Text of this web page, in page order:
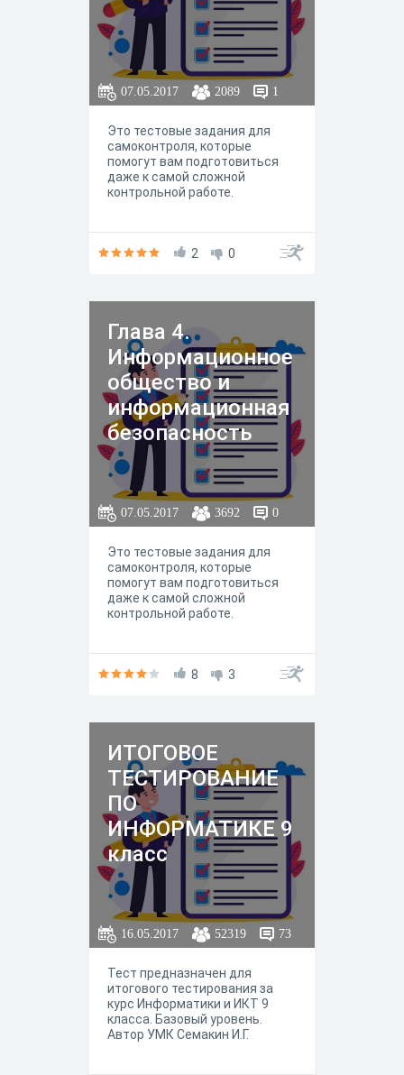
07.05.2017 2089 1
Это тестовые задания для
самоконтроля, которые
помогут вам подготовиться
даже к самой сложной
контрольной работе.
2 0
Глава 4.
Информационное
общество и
информационная
безопасность
07.05.2017 3692 0
Это тестовые задания для
самоконтроля, которые
помогут вам подготовиться
даже к самой сложной
контрольной работе.
8 3
ИТОГОВОЕ
ТЕСТИРОВАНИЕ
ПО
ИНФОРМАТИКЕ 9
класс
16.05.2017 52319 73
Тест предназначен для
итогового тестирования за
курс Информатики и ИКТ 9
класса. Базовый уровень.
Автор УМК Семакин И.Г.